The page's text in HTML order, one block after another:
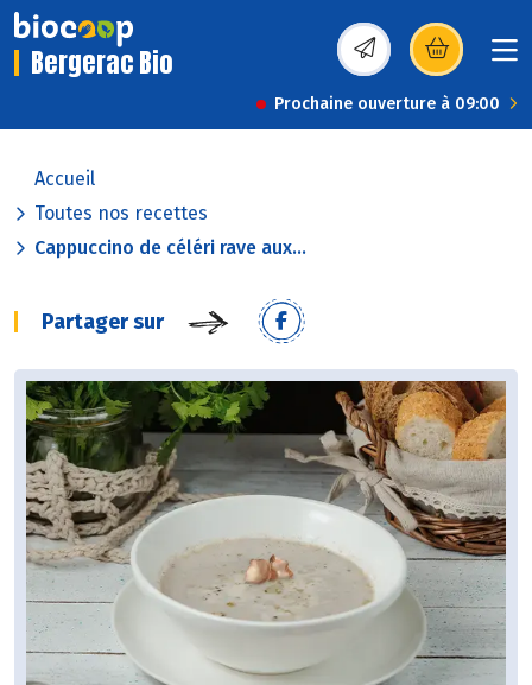
Bergerac Bio (s’ouvre dans une
Prochaine ouverture à 09:00
Accueil
Toutes nos recettes
Cappuccino de céléri rave aux...
Partager sur